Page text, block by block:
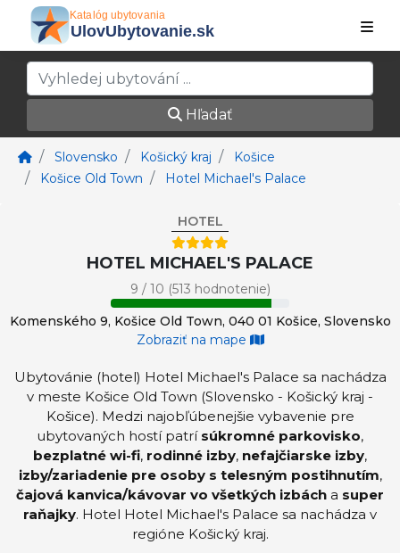
Hľadať
Slovensko Košický kraj
Košice
Košice Old Town
Hotel Michael's Palace
HOTEL
HOTEL MICHAEL'S PALACE
9 / 10 (513 hodnotenie)
Komenského 9, Košice Old Town, 040 01 Košice, Slovensko
Zobraziť na mape
Ubytovánie (hotel) Hotel Michael's Palace sa nachádza
v meste Košice Old Town (Slovensko - Košický kraj -
Košice). Medzi najobľúbenejšie vybavenie pre
ubytovaných hostí patrí súkromné parkovisko,
bezplatné wi-fi, rodinné izby, nefajčiarske izby,
izby/zariadenie pre osoby s telesným postihnutím,
čajová kanvica/kávovar vo všetkých izbách a super
raňajky. Hotel Hotel Michael's Palace sa nachádza v
regióne Košický kraj.